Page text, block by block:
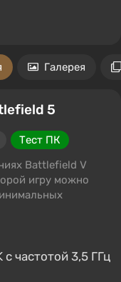
Галерея
5
Тест ПК
Battlefield V
игру можно
частотой 3,5 ГГц